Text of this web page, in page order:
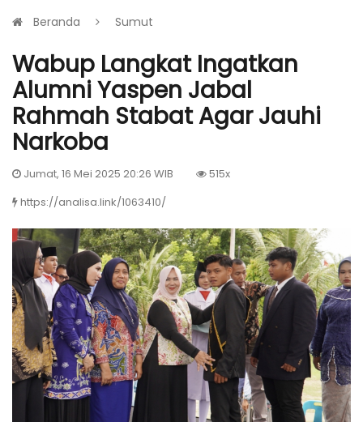
Beranda Sumut
Wabup Langkat Ingatkan
Alumni Yaspen Jabal
Rahmah Stabat Agar Jauhi
Narkoba
Jumat, 16 Mei 2025 20:26 WIB
515x
https://analisa.link/1063410/